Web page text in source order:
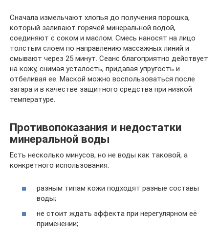
Сначала измельчают хлопья до получения порошка,
который заливают горячей минеральной водой,
соединяют с соком и маслом. Смесь наносят на лицо
толстым слоем по направлению массажных линий и
смывают через 25 минут. Сеанс благоприятно действует
на кожу, снимая усталость, придавая упругость и
отбеливая ее. Маской можно воспользоваться после
загара и в качестве защитного средства при низкой
температуре.
Противопоказания и недостатки
минеральной воды
Есть несколько минусов, но не воды как таковой, а
конкретного использования:
разным типам кожи подходят разные составы
воды;
не стоит ждать эффекта при нерегулярном её
применении;